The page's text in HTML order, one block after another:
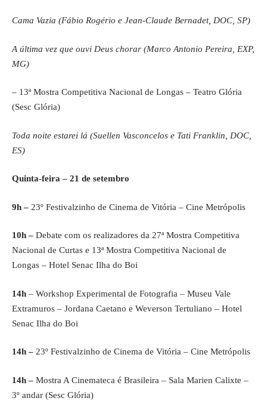
Cama Vazia (Fábio Rogério e Jean-Claude Bernadet, DOC, SP)
A última vez que ouvi Deus chorar (Marco Antonio Pereira, EXP,
MG)
– 13ª Mostra Competitiva Nacional de Longas – Teatro Glória
(Sesc Glória)
Toda noite estarei lá (Suellen Vasconcelos e Tati Franklin, DOC,
ES)
Quinta-feira – 21 de setembro
9h – 23º Festivalzinho de Cinema de Vitória – Cine Metrópolis
10h – Debate com os realizadores da 27ª Mostra Competitiva
Nacional de Curtas e 13ª Mostra Competitiva Nacional de
Longas – Hotel Senac Ilha do Boi
14h – Workshop Experimental de Fotografia – Museu Vale
Extramuros – Jordana Caetano e Weverson Tertuliano – Hotel
Senac Ilha do Boi
14h – 23º Festivalzinho de Cinema de Vitória – Cine Metrópolis
14h – Mostra A Cinemateca é Brasileira – Sala Marien Calixte –
3º andar (Sesc Glória)